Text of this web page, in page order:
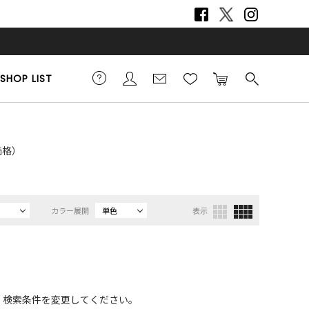
SHOP LIST
）
カラー展開 単色 表示
索条件を変更してください。